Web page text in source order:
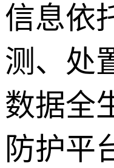
信息依
测、处
数据全
防护平